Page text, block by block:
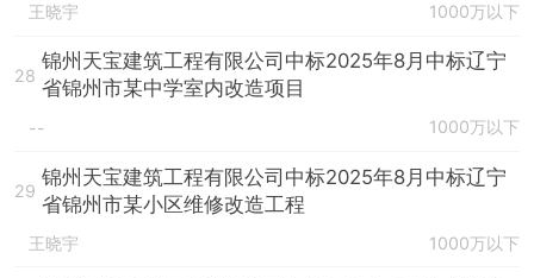
王晓宇 1000万以下
28
锦州天宝建筑工程有限公司中标2025年8月中标辽宁
省锦州市某中学室内改造项目
-- 1000万以下
29
锦州天宝建筑工程有限公司中标2025年8月中标辽宁
省锦州市某小区维修改造工程
王晓宇 1000万以下